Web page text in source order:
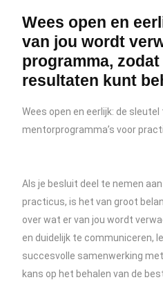
Wees open en
van jou wordt
programma,
resultaten kunt
Wees open en eerlijk: de
mentorprogramma’s voor
Als je besluit deel te nemen
practicus, is het van groot
over wat er van jou wordt
en duidelijk te communiceren,
succesvolle samenwerking
kans op het behalen van de